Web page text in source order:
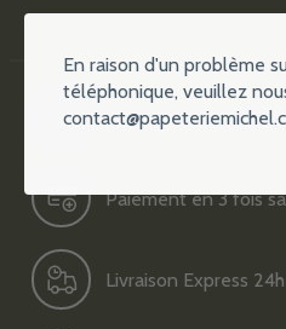
Plus de 15000
Paiement en 3 fois
Livraison Express
En raison d'un problème
téléphonique, veuillez